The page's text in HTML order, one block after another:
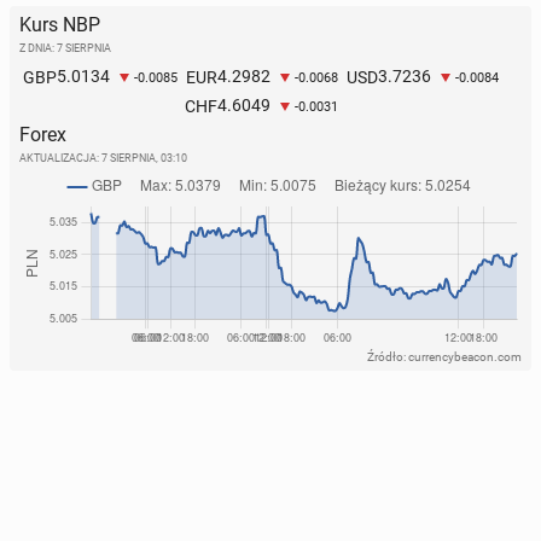
Kurs NBP
Z DNIA: 7 SIERPNIA
GBP5.0134 -0.0085 EUR4.2982 -0.0068 USD3.7236 -0.0084
CHF4.6049 -0.0031
Forex
AKTUALIZACJA: 7 SIERPNIA, 03:10
Źródło: currencybeacon.com